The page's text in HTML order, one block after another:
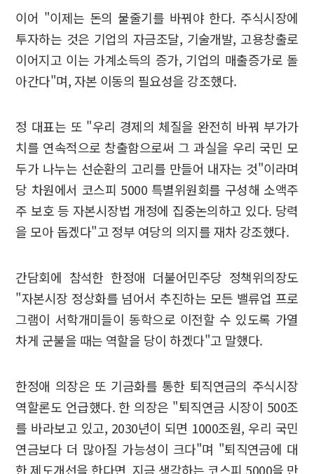
이어 "이제는 돈의 물줄기를 바꿔야 한다. 주식시장에
투자하는 것은 기업의 자금조달, 기술개발, 고용창출로
이어지고 이는 가계소득의 증가, 기업의 매출증가로 돌
아간다"며, 자본 이동의 필요성을 강조했다.
정 대표는 또 "우리 경제의 체질을 완전히 바꿔 부가가
치를 연속적으로 창출함으로써 그 과실을 우리 국민 모
두가 나누는 선순환의 고리를 만들어 내자는 것"이라며
당 차원에서 코스피 5000 특별위원회를 구성해 소액주
주 보호 등 자본시장법 개정에 집중논의하고 있다. 당력
을 모아 돕겠다"고 정부 여당의 의지를 재차 강조했다.
간담회에 참석한 한정애 더불어민주당 정책위의장도
"자본시장 정상화를 넘어서 추진하는 모든 밸류업 프로
그램이 서학개미들이 동학으로 이전할 수 있도록 가열
차게 군불을 때는 역할을 당이 하겠다"고 말했다.
한정애 의장은 또 기금화를 통한 퇴직연금의 주식시장
역할론도 언급했다. 한 의장은 "퇴직연금 시장이 500조
를 바라보고 있고, 2030년이 되면 1000조원, 우리 국민
연금보다 더 많아질 가능성이 크다"며 "퇴직연금에 대
한 제도개선을 한다면 지금 생각하는 코스피 5000을 만